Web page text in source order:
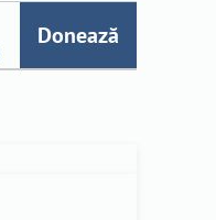
Donează